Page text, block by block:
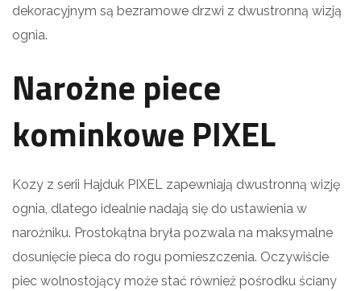
dekoracyjnym są bezramowe drzwi z dwustronną wizją
ognia.
Narożne piece
kominkowe PIXEL
Kozy z serii Hajduk PIXEL zapewniają dwustronną wizję
ognia, dlatego idealnie nadają się do ustawienia w
narożniku. Prostokątna bryła pozwala na maksymalne
dosunięcie pieca do rogu pomieszczenia. Oczywiście
piec wolnostojący może stać również pośrodku ściany